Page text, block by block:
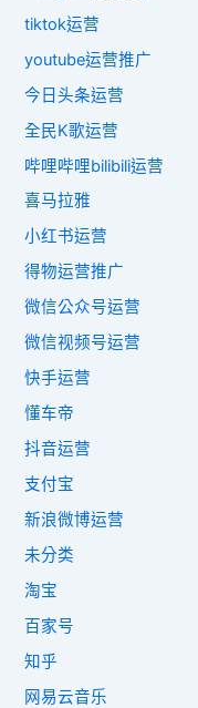
tiktok运营
youtube运营推广
今日头条运营
全民K歌运营
哔哩哔哩bilibili运营
喜马拉雅
小红书运营
得物运营推广
微信公众号运营
微信视频号运营
快手运营
懂车帝
抖音运营
支付宝
新浪微博运营
未分类
淘宝
百家号
知乎
网易云音乐